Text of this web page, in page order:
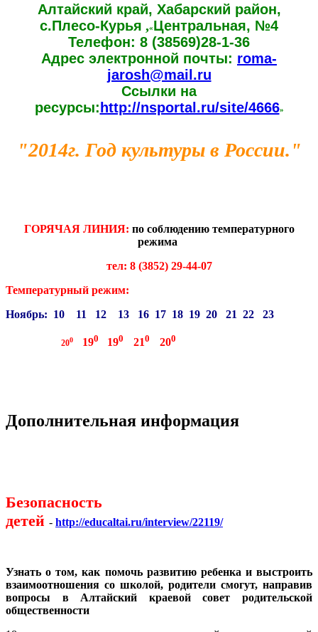
Алтайский край, Хабарский район,
с.Плесо-Курья , Центральная, №4
Телефон: 8 (38569)28-1-36
Адрес электронной почты: roma-
jarosh@mail.ru
Ссылки на
ресурсы:http://nsportal.ru/site/4666
"2014г. Год культуры в России."
ГОРЯЧАЯ ЛИНИЯ: по соблюдению температурного
режима
тел: 8 (3852) 29-44-07
Температурный режим:
Ноябрь: 10 11 12 13 16 17 18 19 20 21 22 23
200 190 190 210 200
Дополнительная информация
Безопасность
детей - http://educaltai.ru/interview/22119/
Узнать о том, как помочь развитию ребенка и выстроить
взаимоотношения со школой, родители смогут, направив
вопросы в Алтайский краевой совет родительской
общественности